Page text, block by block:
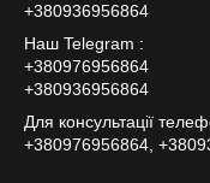
+380936956864
Наш Telegram :
+380976956864
+380936956864
Для консультації
+380976956864,